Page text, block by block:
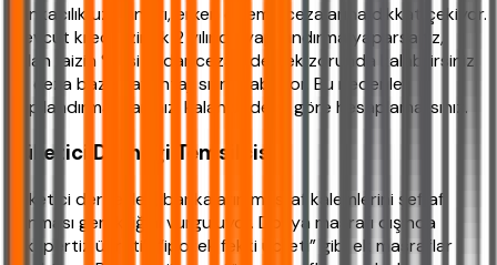
Bankacılık uzmanları, erken ödeme cezalarına dikkat çekiyor.
Mevcut kredinizin ilk 2 yılında yapılandırma yaparsanız,
kalan faizin %2’si kadar ceza ödemek zorunda kalabilirsiniz.
Bu ceza bazen avantajı sıfırlayabiliyor. Bu nedenle
yapılandırma planınızı kalan vadeye göre hesaplamalısınız.
Tüketici Derneği Temsilcisi
Tüketici dernekleri, bankaların masraf kalemlerini şeffaf
sunması gerektiğini vurguluyor. Dosya masrafı dışında
“ekspertiz ücreti”, “ipotek fekki ücreti” gibi ek masraflar